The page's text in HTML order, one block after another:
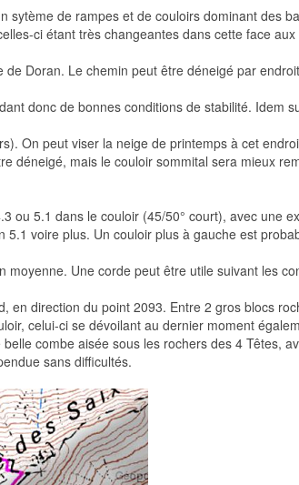
de rampes et de couloirs dominant des
ci étant très changeantes dans cette face
Doran. Le chemin peut être déneigé par
donc de bonnes conditions de stabilité. Idem
On peut viser la neige de printemps à cet
déneigé, mais le couloir sommital sera mieux
ou 5.1 dans le couloir (45/50° court), avec une
voire plus. Un couloir plus à gauche est
Une corde peut être utile suivant les
direction du point 2093. Entre 2 gros blocs
celui-ci se dévoilant au dernier moment
combe aisée sous les rochers des 4 Têtes,
sans difficultés.